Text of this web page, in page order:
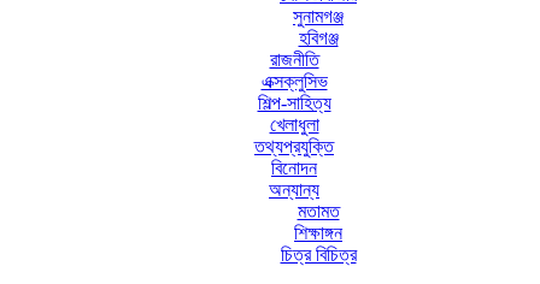
সুনামগঞ্জ
হবিগঞ্জ
রাজনীতি
এক্সক্লুসিভ
শিল্প-সাহিত্য
খেলাধুলা
তথ্যপ্রযুক্তি
বিনোদন
অন্যান্য
মতামত
শিক্ষাঙ্গন
চিত্র বিচিত্র